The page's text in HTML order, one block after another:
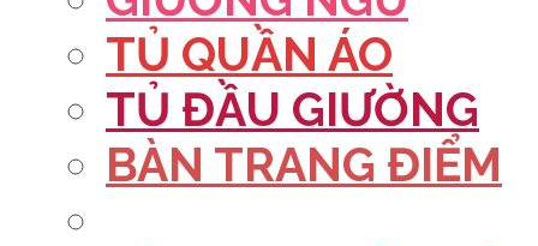
TỦ QUẦN ÁO
TỦ ĐẦU GIƯỜNG
BÀN TRANG ĐIỂM